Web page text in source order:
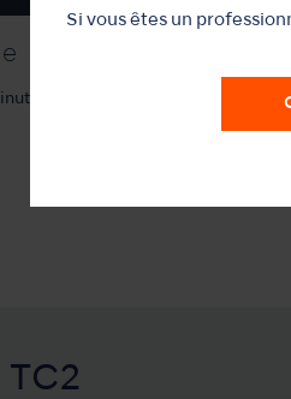
Si vous êtes un
avec chargeur sans contact
TC2